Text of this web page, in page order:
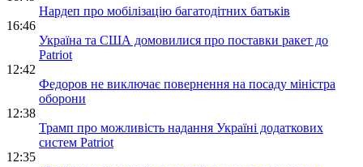
Нардеп про мобілізацію багатодітних батьків
16:46
Україна та США домовилися про поставки ракет до
Patriot
12:42
Федоров не виключає повернення на посаду міністра
оборони
12:38
Трамп про можливість надання Україні додаткових
систем Patriot
12:35